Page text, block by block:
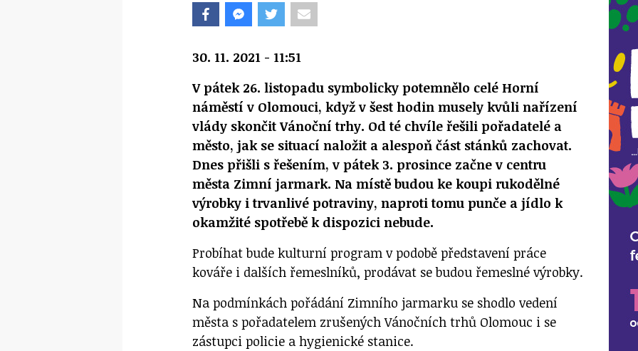
30. 11. 2021 - 11:51
V pátek 26. listopadu symbolicky potemnělo celé Horní
náměstí v Olomouci, když v šest hodin musely kvůli nařízení
vlády skončit Vánoční trhy. Od té chvíle řešili pořadatelé a
město, jak se situací naložit a alespoň část stánků zachovat.
Dnes přišli s řešením, v pátek 3. prosince začne v centru
města Zimní jarmark. Na místě budou ke koupi rukodělné
výrobky i trvanlivé potraviny, naproti tomu punče a jídlo k
okamžité spotřebě k dispozici nebude.
Probíhat bude kulturní program v podobě představení práce
kováře i dalších řemeslníků, prodávat se budou řemeslné výrobky.
Na podmínkách pořádání Zimního jarmarku se shodlo vedení
města s pořadatelem zrušených Vánočních trhů Olomouc i se
zástupci policie a hygienické stanice.